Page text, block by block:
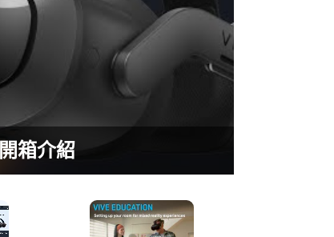
箱介紹
始設定experiences
and your computer
external device